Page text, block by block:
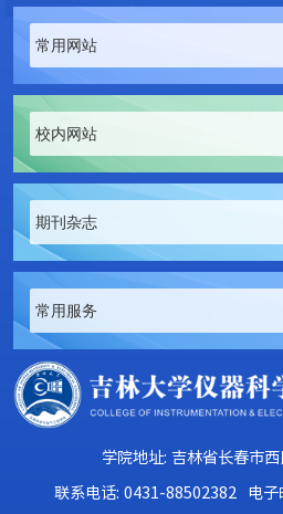
常用网站
校内网站
期刊杂志
常用服务
学院地址: 吉林省长春市
联系电话: 0431-88502382 电